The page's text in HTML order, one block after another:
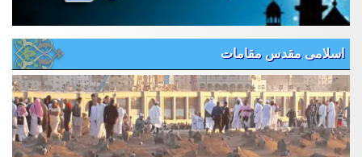
اسلامی مقدس مقامات